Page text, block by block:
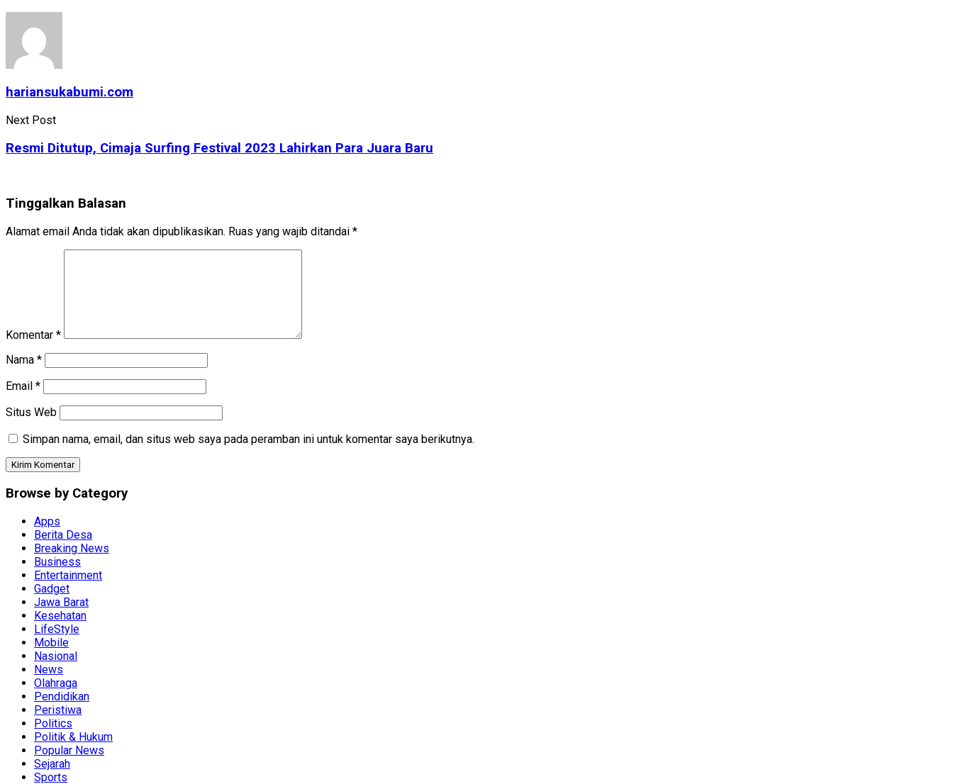
hariansukabumi.com
Next Post
Resmi Ditutup, Cimaja Surfing Festival 2023 Lahirkan Para Juara Baru
Tinggalkan Balasan
Alamat email Anda tidak akan dipublikasikan. Ruas yang wajib ditandai *
Komentar *
Nama *
Email *
Situs Web
Simpan nama, email, dan situs web saya pada peramban ini untuk komentar saya berikutnya.
Browse by Category
Apps
Berita Desa
Breaking News
Business
Entertainment
Gadget
Jawa Barat
Kesehatan
LifeStyle
Mobile
Nasional
News
Olahraga
Pendidikan
Peristiwa
Politics
Politik & Hukum
Popular News
Sejarah
Sports